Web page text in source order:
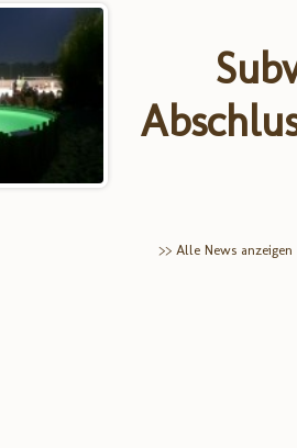
>> Alle News anzeigen